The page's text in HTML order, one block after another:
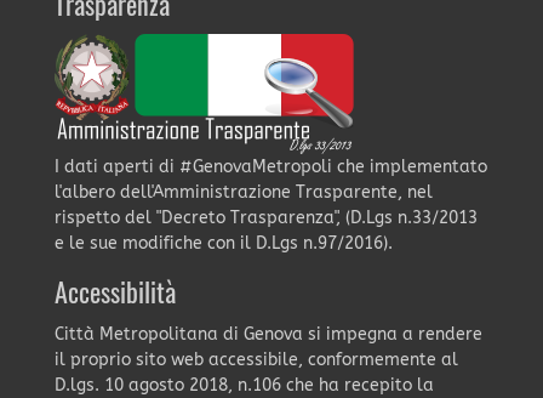
Trasparenza
I dati aperti di #GenovaMetropoli che implementato
l'albero dell'Amministrazione Trasparente, nel
rispetto del "Decreto Trasparenza", (D.Lgs n.33/2013
e le sue modifiche con il D.Lgs n.97/2016).
Accessibilità
Città Metropolitana di Genova si impegna a rendere
il proprio sito web accessibile, conformemente al
D.lgs. 10 agosto 2018, n.106 che ha recepito la